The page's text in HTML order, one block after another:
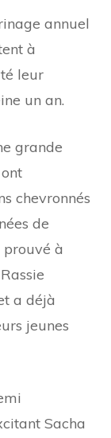
annuel
à
leur
un an.
grande
chevronnés
de
à
a déjà
jeunes
Sacha